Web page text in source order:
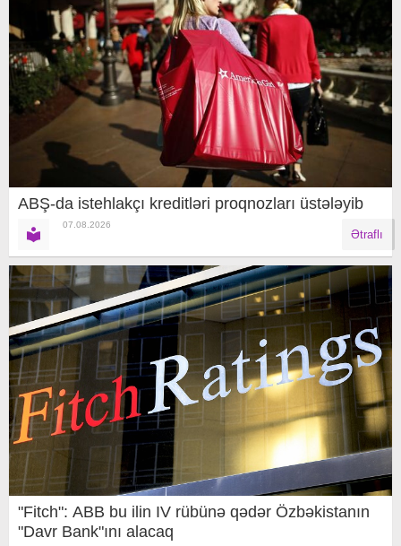
ABŞ-da istehlakçı kreditləri proqnozları üstələyib
07.08.2026
Ətraflı
"Fitch": ABB bu ilin IV rübünə qədər Özbəkistanın
"Davr Bank"ını alacaq